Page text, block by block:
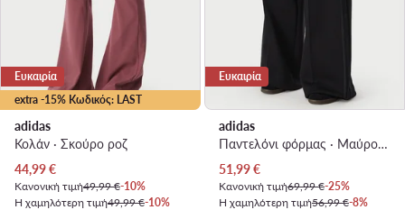
extra -15% Κωδικός: LAST
Ευκαιρία
adidas
Κολάν · Σκούρο ροζ
Τρέχουσα τιμή
44,99€
Κανονική τιμή49,99 €-10%
Η χαμηλότερη τιμή49,99 €-10%
Ευκαιρία
adidas
Παντελόνι φόρμας · Μαύρο · Relaxed Fit
Τρέχουσα τιμή
51,99€
Κανονική τιμή69,99 €-25%
Η χαμηλότερη τιμή56,99 €-8%